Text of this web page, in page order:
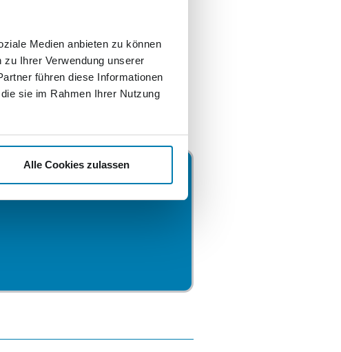
Medien anbieten zu können
Ihrer Verwendung unserer
führen diese Informationen
sie im Rahmen Ihrer Nutzung
Alle Cookies zulassen